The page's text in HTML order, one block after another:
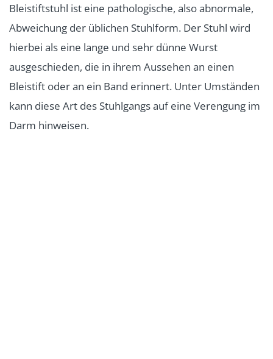
Bleistiftstuhl ist eine pathologische, also abnormale,
Abweichung der üblichen Stuhlform. Der Stuhl wird
hierbei als eine lange und sehr dünne Wurst
ausgeschieden, die in ihrem Aussehen an einen
Bleistift oder an ein Band erinnert. Unter Umständen
kann diese Art des Stuhlgangs auf eine Verengung im
Darm hinweisen.